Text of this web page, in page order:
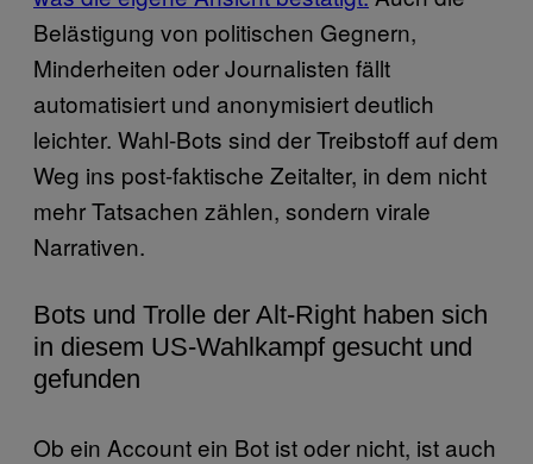
Belästigung von politischen Gegnern,
Minderheiten oder Journalisten fällt
automatisiert und anonymisiert deutlich
leichter. Wahl-Bots sind der Treibstoff auf dem
Weg ins post-faktische Zeitalter, in dem nicht
mehr Tatsachen zählen, sondern virale
Narrativen.
Bots und Trolle der Alt-Right haben sich
in diesem US-Wahlkampf gesucht und
gefunden
Ob ein Account ein Bot ist oder nicht, ist auch